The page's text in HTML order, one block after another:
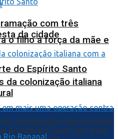
o filho à força da mãe e
do Espírito Santo
com três
da cidade
da colonização italiana
a integração regional entre
do Espírito Santo, por meio